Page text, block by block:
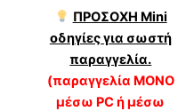
ΠΡΟΣΟΧΗ Mini
οδηγίες για σωστή
παραγγελία.
(παραγγελία ΜΟΝΟ
μέσω PC ή μέσω